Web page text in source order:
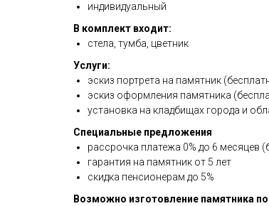
индивидуальный
В комплект входит:
стела, тумба, цветник
Услуги:
эскиз портрета на памятник
эскиз оформления памятника
установка на кладбищах города и
Специальные предложения
рассрочка платежа 0% до 6 месяцев
гарантия на памятник от 5 лет
скидка пенсионерам до 5%
Возможно изготовление памятника